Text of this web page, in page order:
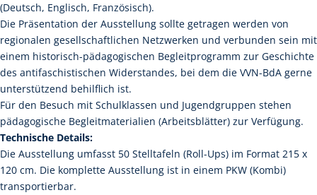
(Deutsch, Englisch, Französisch).
Die Präsentation der Ausstellung sollte getragen werden von
regionalen gesellschaftlichen Netzwerken und verbunden sein mit
einem historisch-pädagogischen Begleitprogramm zur Geschichte
des antifaschistischen Widerstandes, bei dem die VVN-BdA gerne
unterstützend behilflich ist.
Für den Besuch mit Schulklassen und Jugendgruppen stehen
pädagogische Begleitmaterialien (Arbeitsblätter) zur Verfügung.
Technische Details:
Die Ausstellung umfasst 50 Stelltafeln (Roll-Ups) im Format 215 x
120 cm. Die komplette Ausstellung ist in einem PKW (Kombi)
transportierbar.